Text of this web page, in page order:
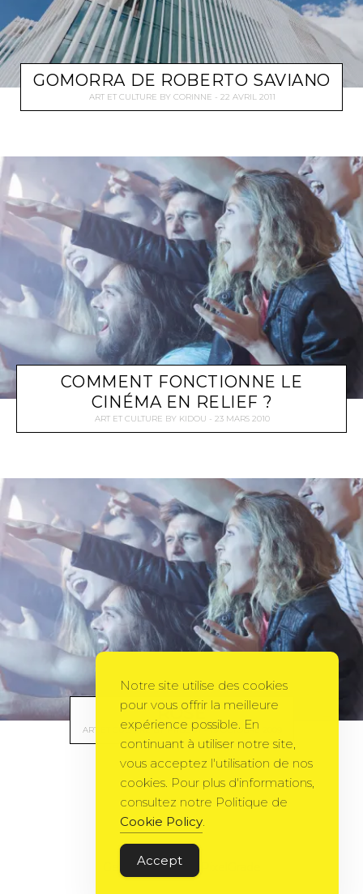
GOMORRA DE ROBERTO SAVIANO
ART ET CULTURE BY CORINNE 22 AVRIL 2011
COMMENT FONCTIONNE LE
CINÉMA EN RELIEF ?
ART ET CULTURE BY KIDOU 23 MARS 2010
ROSE
ART ET CULTURE BYPTIBOUT 19 OCTOBRE 2009
Gema Theme
Notre site utilise des cookies
pour vous offrir la meilleure
expérience possible. En
continuant à utiliser notre site,
vous acceptez l'utilisation de nos
cookies. Pour plus d'informations,
consultez notre Politique de
Cookie Policy.
Accept